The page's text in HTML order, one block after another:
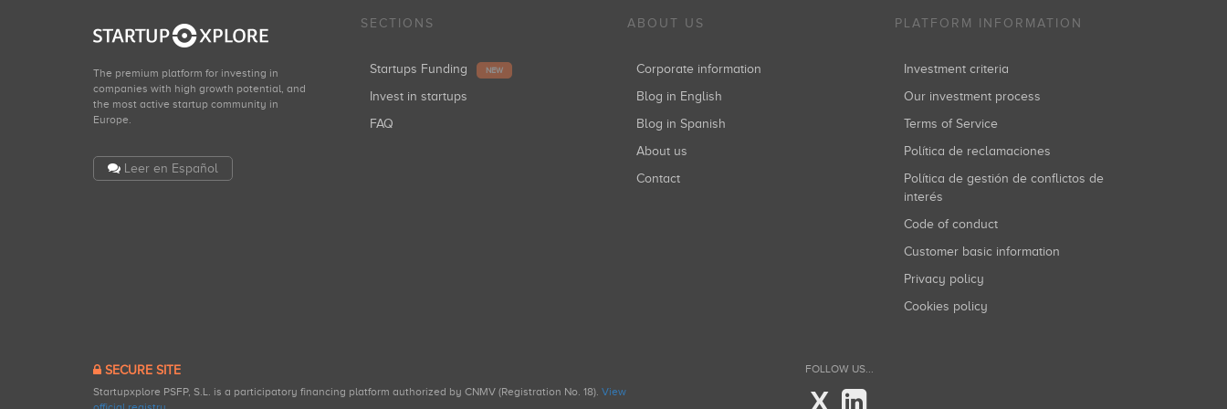
The premium platform for investing in
companies with high growth potential, and
the most active startup community in
Europe.
Leer en Español
SECTIONS
Startups Funding NEW
Invest in startups
FAQ
ABOUT US
Corporate information
Blog in English
Blog in Spanish
About us
Contact
PLATFORM INFORMATION
Investment criteria
Our investment process
Terms of Service
Política de reclamaciones
Política de gestión de conflictos de
interés
Code of conduct
Customer basic information
Privacy policy
Cookies policy
SECURE SITE
Startupxplore PSFP, S.L. is a participatory financing platform authorized by CNMV (Registration No. 18). View
FOLLOW US...
X